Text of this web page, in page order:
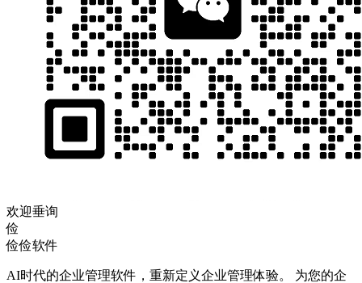
欢迎垂询
俭
俭俭软件
AI时代的企业管理软件，重新定义企业管理体验。 为您的企